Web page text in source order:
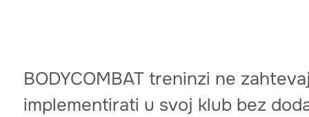
BODYCOMBAT treninzi ne
implementirati u svoj klub bez